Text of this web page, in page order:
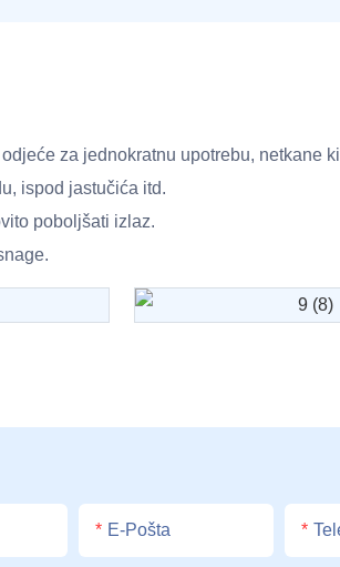
za jednokratnu upotrebu, netkane
ispod jastučića itd.
poboljšati izlaz.
E-Pošta